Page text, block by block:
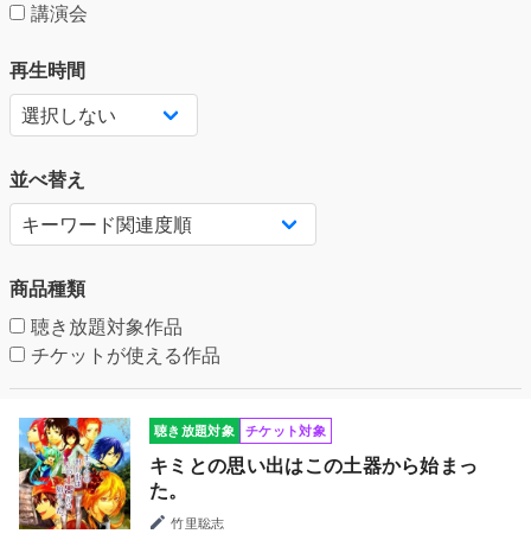
講演会
再生時間
並べ替え
商品種類
聴き放題対象作品
チケットが使える作品
聴き放題対象 チケット対象
キミとの思い出はこの土器から始まっ
た。
竹里聡志